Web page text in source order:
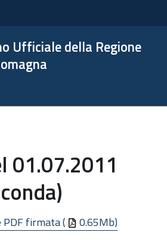
Ufficiale della Regione
01.07.2011
PDF firmata ( 0.65Mb)